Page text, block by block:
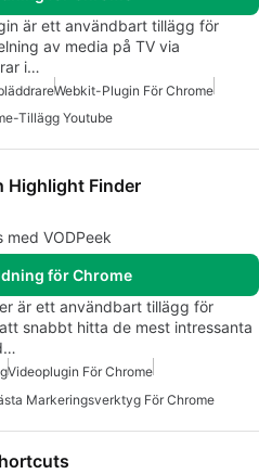
är ett användbart tillägg för
av media på TV via
i…
Webkit-Plugin För Chrome
Tillägg Youtube
Highlight Finder
med VODPeek
för Chrome
är ett användbart tillägg för
snabbt hitta de mest intressanta
Videoplugin För Chrome
Markeringsverktyg För Chrome